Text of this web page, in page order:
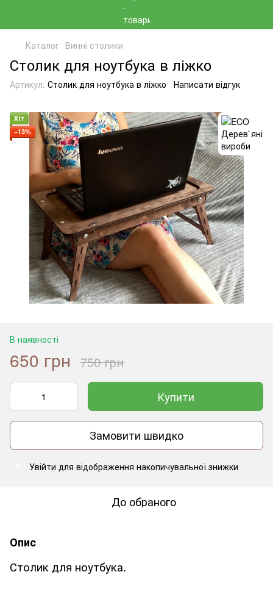
Каталог Винні столики
Столик для ноутбука в ліжко
Артикул: Столик для ноутбука в ліжко Написати відгук
Хіт
−13%
В наявності
650 грн 750 грн
Купити
Замовити швидко
Увійти для відображення накопичувальної знижки
До обраного
Опис
Столик для ноутбука.